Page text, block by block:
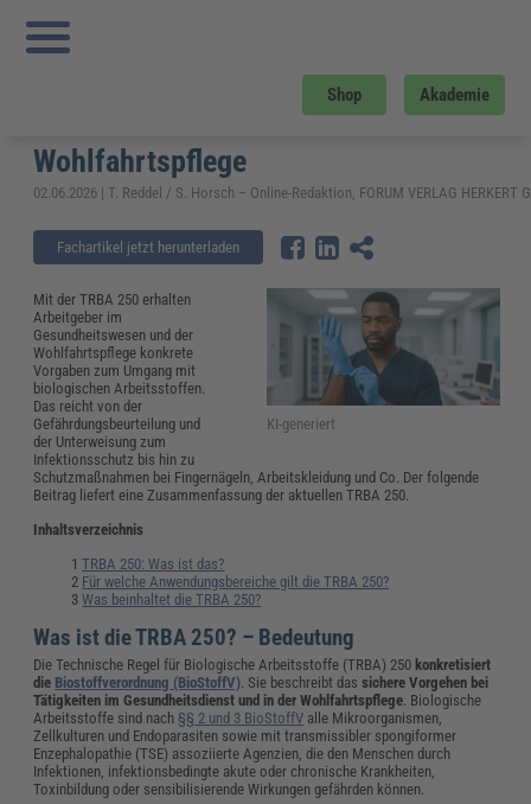
Shop Akademie
Sie sind hier:
250 einfach erklärt: Bedeutung für das Gesundheitswesen und die
Wohlfahrtspflege
TRBA 250 einfach erklärt: Bedeutung
für das Gesundheitswesen und die
Wohlfahrtspflege
02.06.2026 | T. Reddel / S. Horsch – Online-Redaktion, FORUM VERLAG HERKERT
Fachartikel jetzt herunterladen
KI-generiert
Mit der TRBA 250 erhalten
Arbeitgeber im
Gesundheitswesen und der
Wohlfahrtspflege konkrete
Vorgaben zum Umgang mit
biologischen Arbeitsstoffen.
Das reicht von der
Gefährdungsbeurteilung und
der Unterweisung zum
Infektionsschutz bis hin zu
Schutzmaßnahmen bei Fingernägeln, Arbeitskleidung und Co. Der folgende
Beitrag liefert eine Zusammenfassung der aktuellen TRBA 250.
Inhaltsverzeichnis
TRBA 250: Was ist das?
Für welche Anwendungsbereiche gilt die TRBA 250?
Was beinhaltet die TRBA 250?
Was ist die TRBA 250? – Bedeutung
Die Technische Regel für Biologische Arbeitsstoffe (TRBA) 250 konkretisiert
die Biostoffverordnung (BioStoffV). Sie beschreibt dassichere Vorgehen bei
Tätigkeiten im Gesundheitsdienst und in der Wohlfahrtspflege. Biologische
Arbeitsstoffe sind nach §§ 2 und 3 BioStoffV alle Mikroorganismen,
Zellkulturen und Endoparasiten sowie mit transmissibler spongiformer
Enzephalopathie (TSE) assoziierte Agenzien, die den Menschen durch
Infektionen, infektionsbedingte akute oder chronische Krankheiten,
Toxinbildung oder sensibilisierende Wirkungen gefährden können.